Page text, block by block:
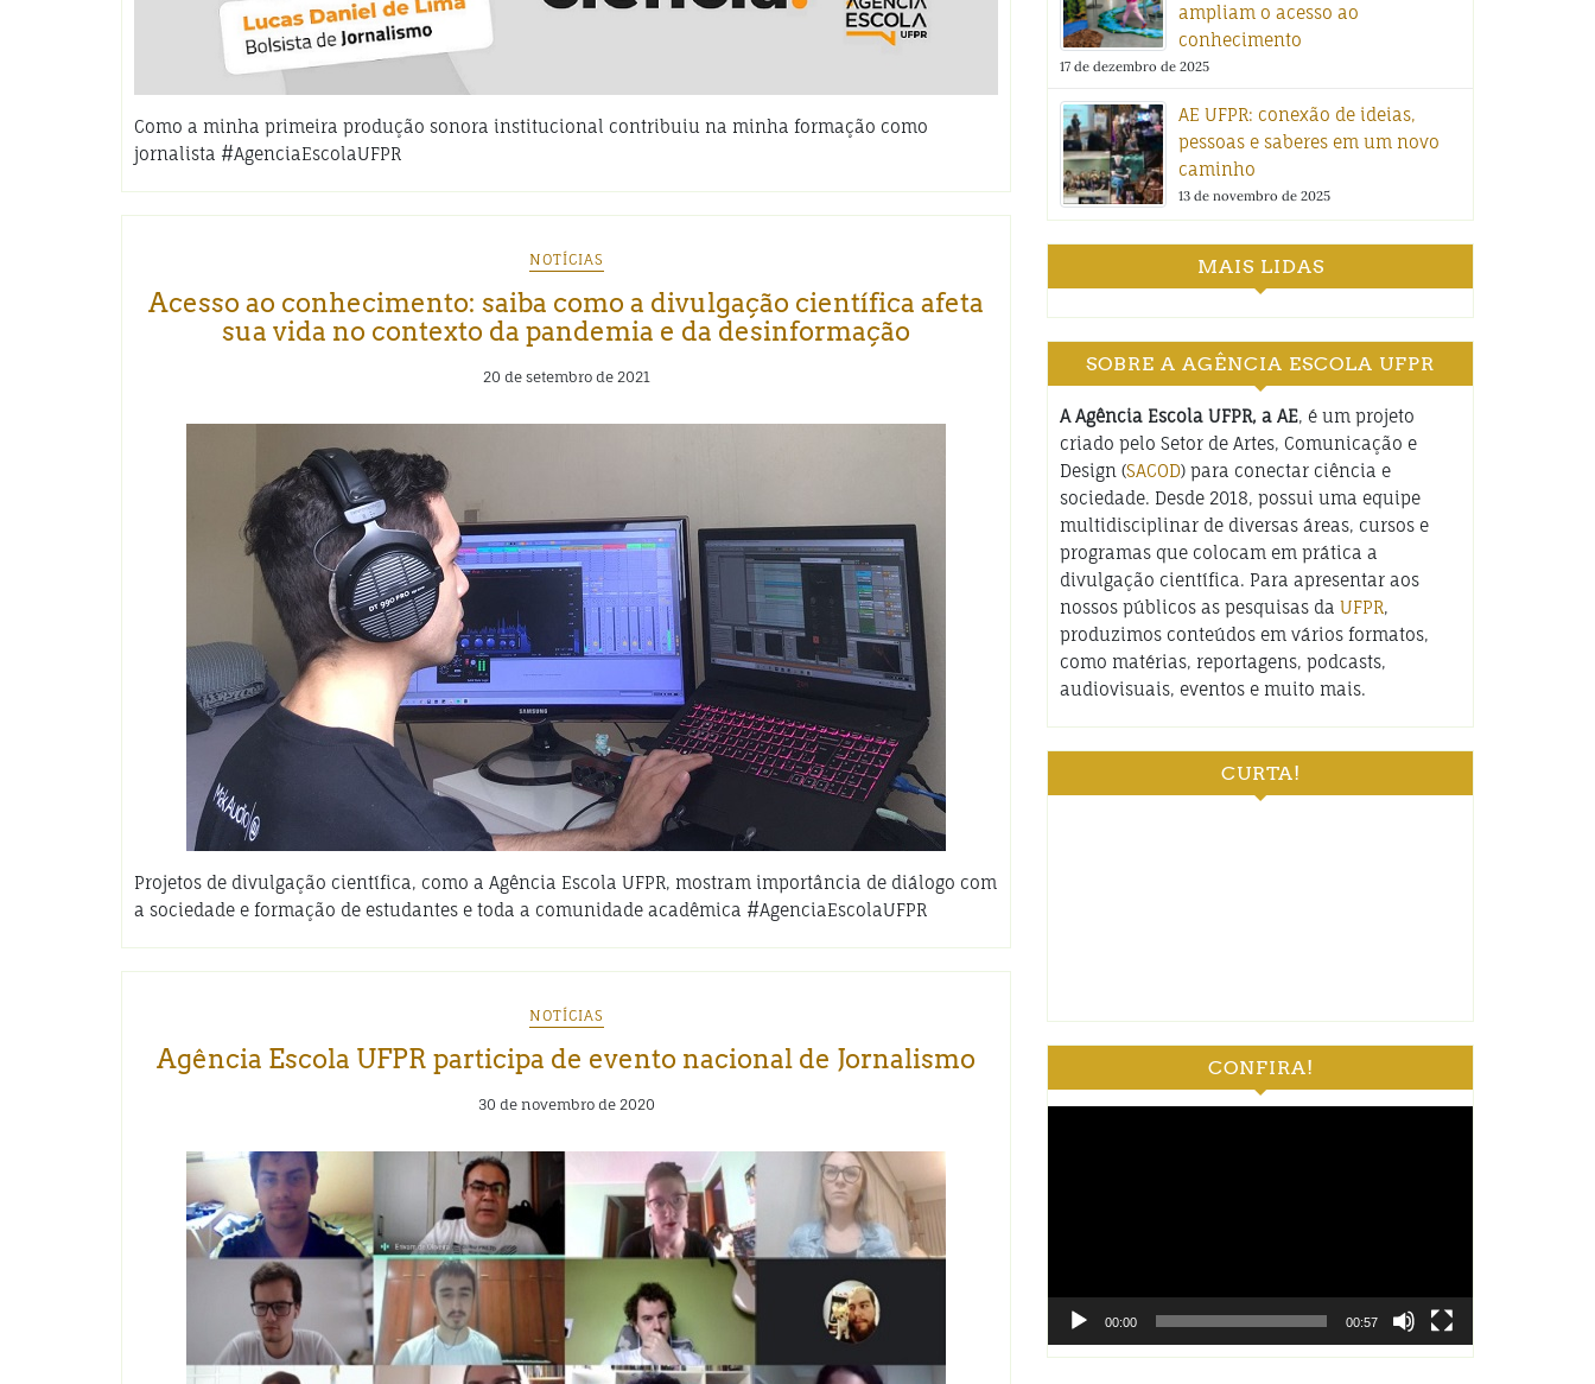
Como a minha primeira produção sonora institucional contribuiu na minha formação como
jornalista #AgenciaEscolaUFPR
NOTÍCIAS
Acesso ao conhecimento: saiba como a divulgação científica afeta
sua vida no contexto da pandemia e da desinformação
20 de setembro de 2021
Projetos de divulgação científica, como a Agência Escola UFPR, mostram importância de diálogo com
a sociedade e formação de estudantes e toda a comunidade acadêmica #AgenciaEscolaUFPR
NOTÍCIAS
Agência Escola UFPR participa de evento nacional de Jornalismo
30 de novembro de 2020
ampliam o acesso ao
conhecimento
17 de dezembro de 2025
AE UFPR: conexão de ideias,
pessoas e saberes em um novo
caminho
13 de novembro de 2025
MAIS LIDAS
SOBRE A AGÊNCIA ESCOLA UFPR
A Agência Escola UFPR, a AE, é um projeto
criado pelo Setor de Artes, Comunicação e
Design (SACOD) para conectar ciência e
sociedade. Desde 2018, possui uma equipe
multidisciplinar de diversas áreas, cursos e
programas que colocam em prática a
divulgação científica. Para apresentar aos
nossos públicos as pesquisas da UFPR,
produzimos conteúdos em vários formatos,
como matérias, reportagens, podcasts,
audiovisuais, eventos e muito mais.
CURTA!
CONFIRA!
00:00 00:57